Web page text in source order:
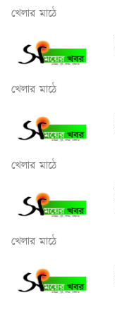
খেলার মাঠে
খেলার মাঠে
খেলার মাঠে
খেলার মাঠে